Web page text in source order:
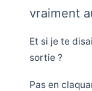
vraiment
Et si je te
sortie ?
Pas en